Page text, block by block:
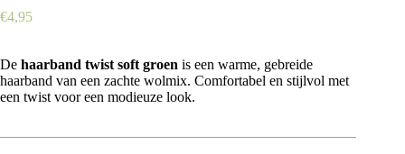
€4,95
De haarband twist soft groen is een warme, gebreide
haarband van een zachte wolmix. Comfortabel en stijlvol met
een twist voor een modieuze look.